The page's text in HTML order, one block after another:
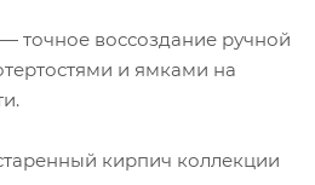
— точное воссоздание ручной
и ямками на
кирпич коллекции